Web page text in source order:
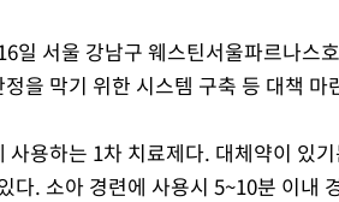
일 서울 강남구 웨스틴서울파르나스
을 막기 위한 시스템 구축 등 대책 마
사용하는 1차 치료제다. 대체약이 있
다. 소아 경련에 사용시 5~10분 이내